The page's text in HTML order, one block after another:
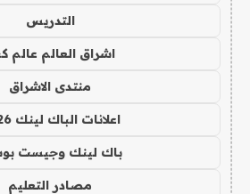
التدريس
اشراق العالم عالم
منتدى الاشراق
اعلانات الباك لينك 2026
باك لينك وجيست
مصادر التعليم